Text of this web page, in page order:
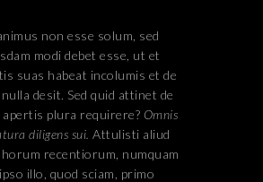
non esse solum, sed
modi debet esse, ut et
suas habeat incolumis et de
desit. Sed quid attinet de
apertis plura requirere? Omnis
diligens sui. Attulisti aliud
recentiorum, numquam
illo, quod sciam, primo